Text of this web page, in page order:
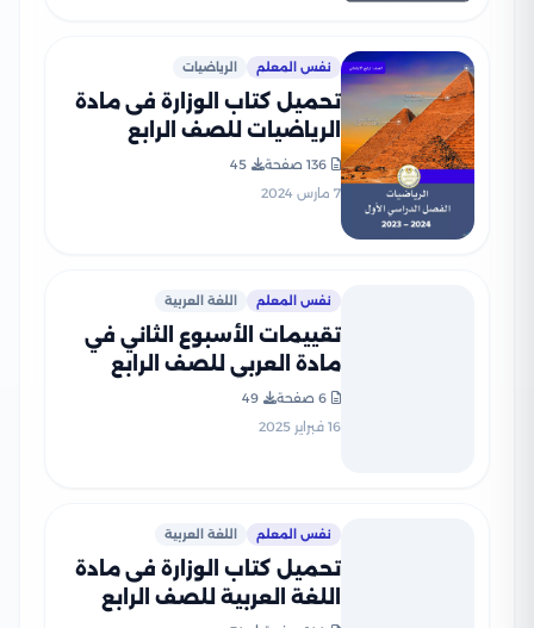
نفس المعلم الرياضيات
تحميل كتاب الوزارة فى مادة
الرياضيات للصف الرابع
بصيغة PDF
136 صفحة
45
7 مارس 2024
نفس المعلم اللغة العربية
تقييمات الأسبوع الثاني في
مادة العربي للصف الرابع
بصيغة PDF
6 صفحة
49
16 فبراير 2025
نفس المعلم اللغة العربية
تحميل كتاب الوزارة فى مادة
اللغة العربية للصف الرابع